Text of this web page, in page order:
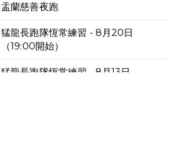
盂蘭慈善夜跑
猛龍長跑隊恆常練習 - 8月20日
（19:00開始）
猛龍長跑隊恆常練習 - 8月13日